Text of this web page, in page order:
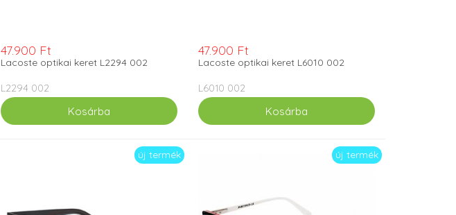
47.900 Ft
Lacoste optikai keret L2294 002
L2294 002
47.900 Ft
Lacoste optikai keret L6010 002
L6010 002
új termék új termék